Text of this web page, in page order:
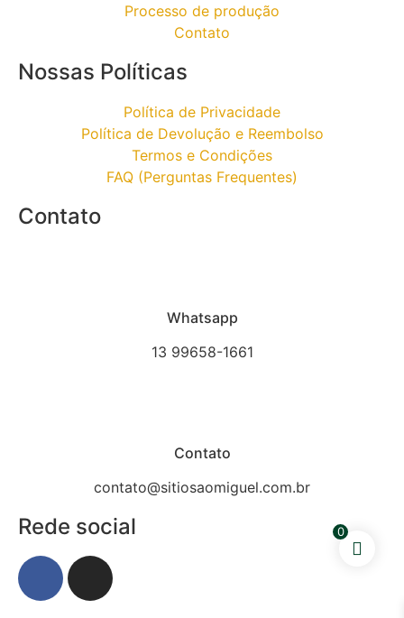
Processo de produção
Contato
Nossas Políticas
Política de Privacidade
Política de Devolução e Reembolso
Termos e Condições
FAQ (Perguntas Frequentes)
Contato
Whatsapp
13 99658-1661
Contato
contato@sitiosaomiguel.com.br
Rede social 0